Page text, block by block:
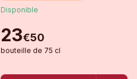
Disponible
23€50
bouteille de 75 cl